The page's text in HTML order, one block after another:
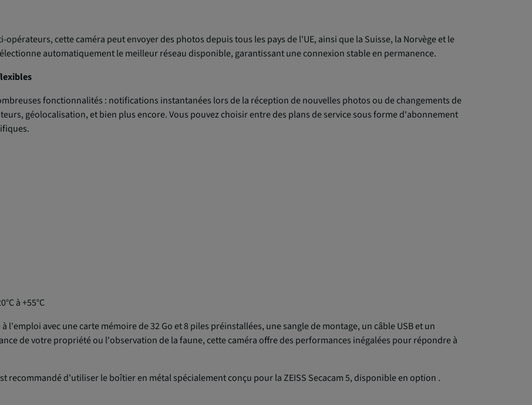
opérateurs, cette caméra peut envoyer des photos depuis tous les pays de l'UE, ainsi que la Suisse, la Norvège et le
automatiquement le meilleur réseau disponible, garantissant une connexion stable en permanence.
fonctionnalités : notifications instantanées lors de la réception de nouvelles photos ou de changements de
géolocalisation, et bien plus encore. Vous pouvez choisir entre des plans de service sous forme d'abonnement
à +55°C
l'emploi avec une carte mémoire de 32 Go et 8 piles préinstallées, une sangle de montage, un câble USB et un
de votre propriété ou l'observation de la faune, cette caméra offre des performances inégalées pour répondre à
recommandé d'utiliser le boîtier en métal spécialement conçu pour la ZEISS Secacam 5, disponible en option .